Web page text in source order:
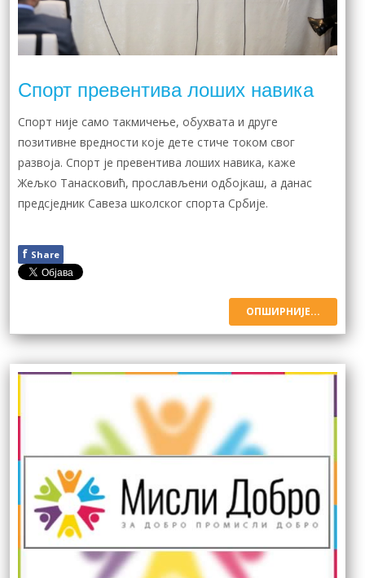
Спорт превентива лоших навика
Спорт није само такмичење, обухвата и друге
позитивне вредности које дете стиче током свог
развоја. Спорт је превентива лоших навика, каже
Жељко Танасковић, прослављени одбојкаш, а данас
предсједник Савеза школског спорта Србије.
f Share
ОПШИРНИЈЕ...